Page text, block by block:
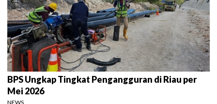
BPS Ungkap Tingkat Pengangguran di Riau per
Mei 2026
NEWS